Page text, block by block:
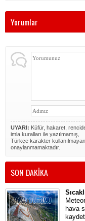
Yorumlar
UYARI: Küfür, hakaret,
imla kuralları ile yazılmamış,
Türkçe karakter
onaylanmamaktadır.
SON DAKİKA
hava